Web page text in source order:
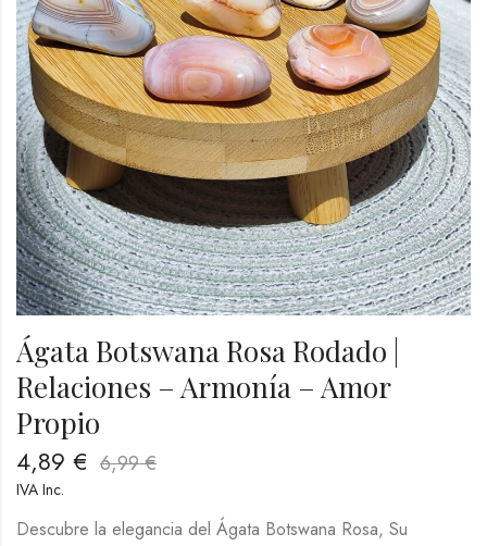
Ágata Botswana Rosa Rodado |
Relaciones – Armonía – Amor
Propio
4,89 € 6,99€
IVA Inc.
Descubre la elegancia del Ágata Botswana Rosa, Su